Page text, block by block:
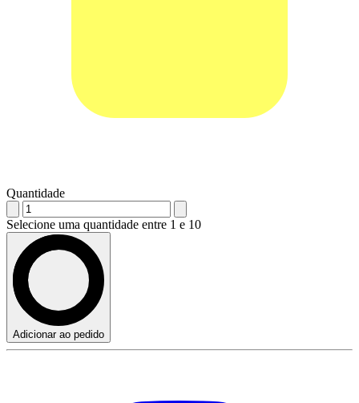
Quantidade
Selecione uma quantidade entre 1 e 10
Adicionar ao pedido